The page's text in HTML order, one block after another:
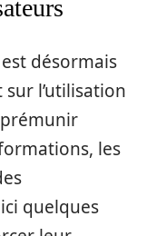
désormais
l’utilisation
les
quelques